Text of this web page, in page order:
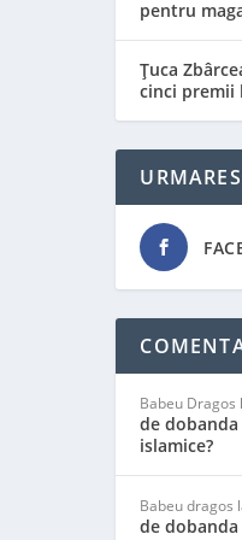
pentru
Țuca
cinci premii
Babeu Dragos
de
islamice?
Babeu dragos
de